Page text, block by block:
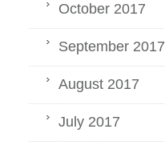
October 2017
September 2017
August 2017
July 2017